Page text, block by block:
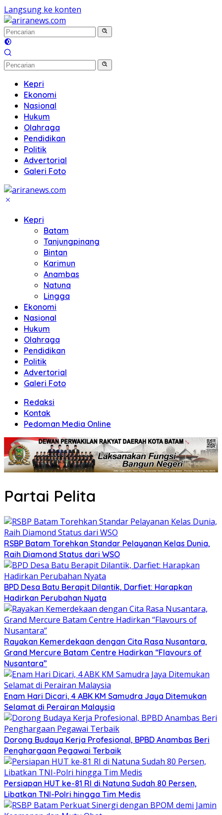
Langsung ke konten
Kepri
Ekonomi
Nasional
Hukum
Olahraga
Pendidikan
Politik
Advertorial
Galeri Foto
Kepri
Batam
Tanjungpinang
Bintan
Karimun
Anambas
Natuna
Lingga
Ekonomi
Nasional
Hukum
Olahraga
Pendidikan
Politik
Advertorial
Galeri Foto
Redaksi
Kontak
Pedoman Media Online
Partai Pelita
RSBP Batam Torehkan Standar Pelayanan Kelas Dunia,
Raih Diamond Status dari WSO
BPD Desa Batu Berapit Dilantik, Darfiet: Harapkan
Hadirkan Perubahan Nyata
Rayakan Kemerdekaan dengan Cita Rasa Nusantara,
Grand Mercure Batam Centre Hadirkan “Flavours of
Nusantara”
Enam Hari Dicari, 4 ABK KM Samudra Jaya Ditemukan
Selamat di Perairan Malaysia
Dorong Budaya Kerja Profesional, BPBD Anambas Beri
Penghargaan Pegawai Terbaik
Persiapan HUT ke-81 RI di Natuna Sudah 80 Persen,
Libatkan TNI-Polri hingga Tim Medis